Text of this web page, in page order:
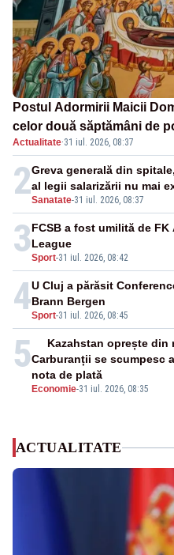
Postul Adormirii Maicii
celor două săptămâni de
pește
Actualitate·31 iul. 2026, 08:37
2Sanatate-31 iul. 2026, 08:37
Greva generală din
al legii salarizării nu mai
3Sport-31 iul. 2026, 08:42
FCSB a fost umilită de
League
4Sport-31 iul. 2026, 08:45
U Cluj a părăsit
Brann Bergen
5
Economie-31 iul. 2026, 08:35
Kazahstan oprește din
Carburanții se scumpesc
nota de plată
ACTUALITATE